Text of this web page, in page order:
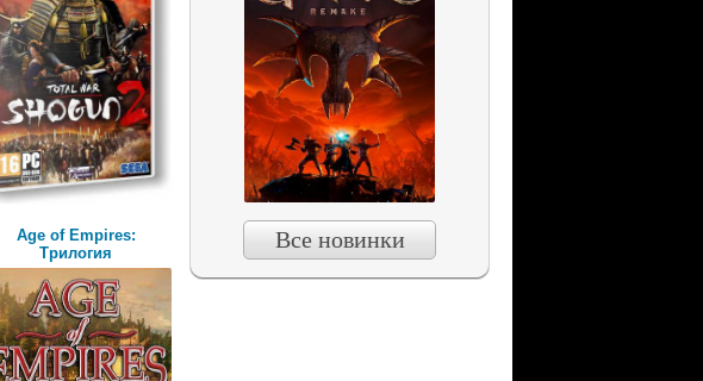
Age of Empires:
Трилогия
Все новинки